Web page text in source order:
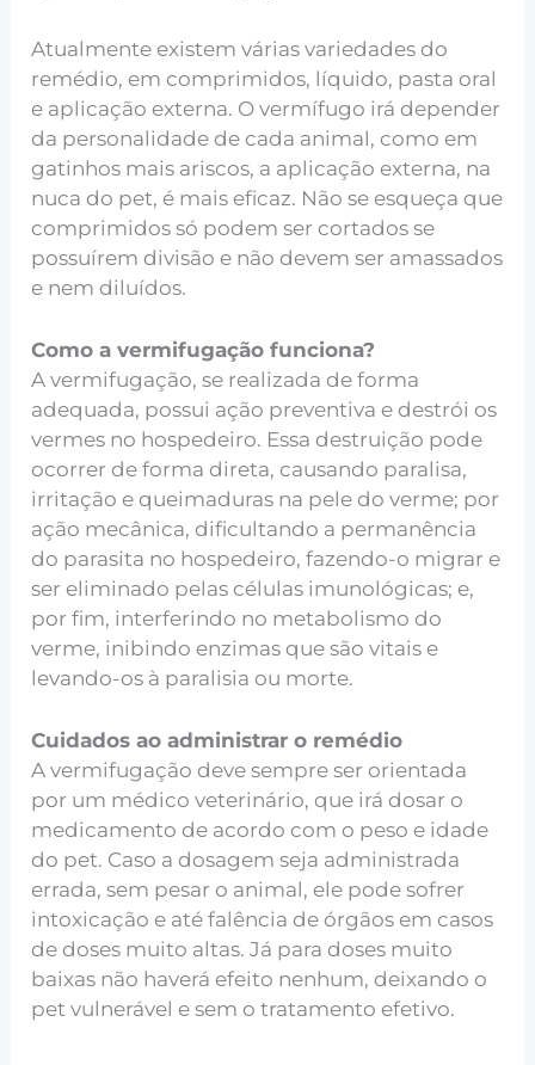
Atualmente existem várias variedades do
remédio, em comprimidos, líquido, pasta oral
e aplicação externa. O vermífugo irá depender
da personalidade de cada animal, como em
gatinhos mais ariscos, a aplicação externa, na
nuca do pet, é mais eficaz. Não se esqueça que
comprimidos só podem ser cortados se
possuírem divisão e não devem ser amassados
e nem diluídos.
Como a vermifugação funciona?
A vermifugação, se realizada de forma
adequada, possui ação preventiva e destrói os
vermes no hospedeiro. Essa destruição pode
ocorrer de forma direta, causando paralisa,
irritação e queimaduras na pele do verme; por
ação mecânica, dificultando a permanência
do parasita no hospedeiro, fazendo-o migrar e
ser eliminado pelas células imunológicas; e,
por fim, interferindo no metabolismo do
verme, inibindo enzimas que são vitais e
levando-os à paralisia ou morte.
Cuidados ao administrar o remédio
A vermifugação deve sempre ser orientada
por um médico veterinário, que irá dosar o
medicamento de acordo com o peso e idade
do pet. Caso a dosagem seja administrada
errada, sem pesar o animal, ele pode sofrer
intoxicação e até falência de órgãos em casos
de doses muito altas. Já para doses muito
baixas não haverá efeito nenhum, deixando o
pet vulnerável e sem o tratamento efetivo.